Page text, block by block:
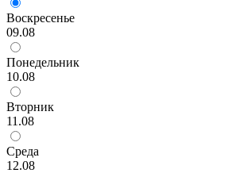
Воскресенье
09.08
Понедельник
10.08
Вторник
11.08
Среда
12.08